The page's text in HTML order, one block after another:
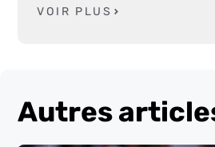
VOIR PLUS
Autres